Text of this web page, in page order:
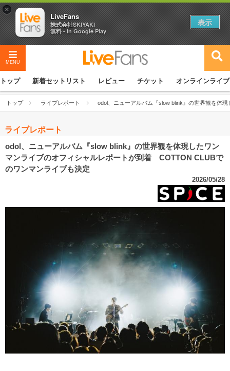
MENU
トップ 新着セットリスト レビュー チケット オンラインライブ
トップ ライブレポート odol、ニューアルバム『slow blink』の世界観を体
ライブレポート
odol、ニューアルバム『slow blink』の世界観を体現したワン
マンライブのオフィシャルレポートが到着 COTTON CLUBで
のワンマンライブも決定
2026/05/28
×
LiveFans
株式会社SKIYAKI
無料 - In Google Play
表示